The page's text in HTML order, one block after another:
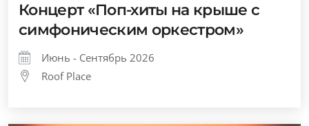
Концерт «Поп-хиты на крыше с
симфоническим оркестром»
Июнь - Сентябрь 2026
Roof Place